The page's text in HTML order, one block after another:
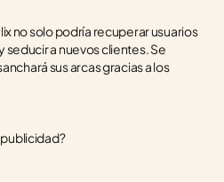
no solo podría recuperar usuarios
seducir a nuevos clientes. Se
sus arcas gracias a los